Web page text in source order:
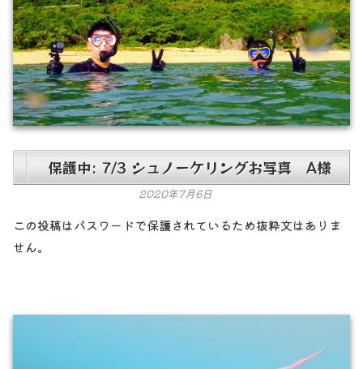
保護中: 7/3 シュノーケリングお写真 A様
2020年7月6日
この投稿はパスワードで保護されているため抜粋文はありま
せん。